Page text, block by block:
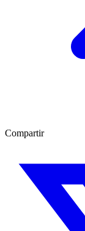
Compartir